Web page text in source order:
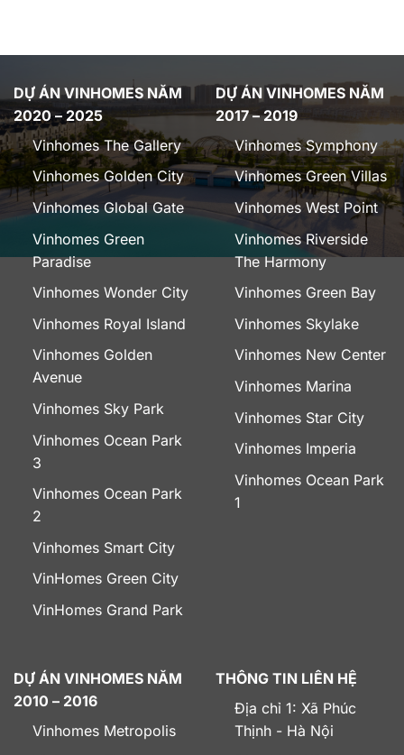
DỰ ÁN VINHOMES NĂM
2020 – 2025
Vinhomes The Gallery
Vinhomes Golden City
Vinhomes Global Gate
Vinhomes Green
Paradise
Vinhomes Wonder City
Vinhomes Royal Island
Vinhomes Golden
Avenue
Vinhomes Sky Park
Vinhomes Ocean Park
3
Vinhomes Ocean Park
2
Vinhomes Smart City
VinHomes Green City
VinHomes Grand Park
DỰ ÁN VINHOMES NĂM
2017 – 2019
Vinhomes Symphony
Vinhomes Green Villas
Vinhomes West Point
Vinhomes Riverside
The Harmony
Vinhomes Green Bay
Vinhomes Skylake
Vinhomes New Center
Vinhomes Marina
Vinhomes Star City
Vinhomes Imperia
Vinhomes Ocean Park
1
DỰ ÁN VINHOMES NĂM
2010 – 2016
Vinhomes Metropolis
THÔNG TIN LIÊN HỆ
Địa chỉ 1: Xã Phúc
Thịnh - Hà Nội